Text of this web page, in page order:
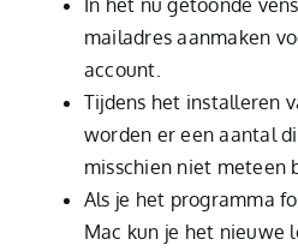
In het nu getoonde
mailadres aanmaken
account.
Tijdens het installeren
worden er een aantal
misschien niet meteen
Als je het programma
Mac kun je het nieuwe